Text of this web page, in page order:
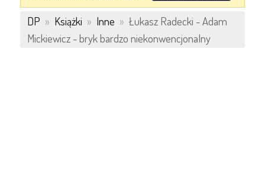
DP » Książki » Inne » Łukasz Radecki - Adam
Mickiewicz - bryk bardzo niekonwencjonalny